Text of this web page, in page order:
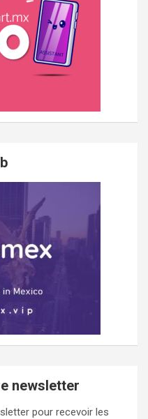
newsletter
pour recevoir les